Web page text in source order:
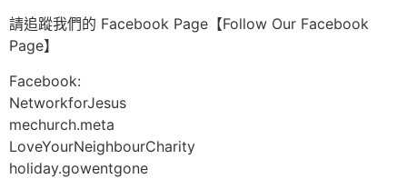
請追蹤我們的 Facebook Page【Follow Our Facebook
Page】
Facebook:
NetworkforJesus
mechurch.meta
LoveYourNeighbourCharity
holiday.gowentgone